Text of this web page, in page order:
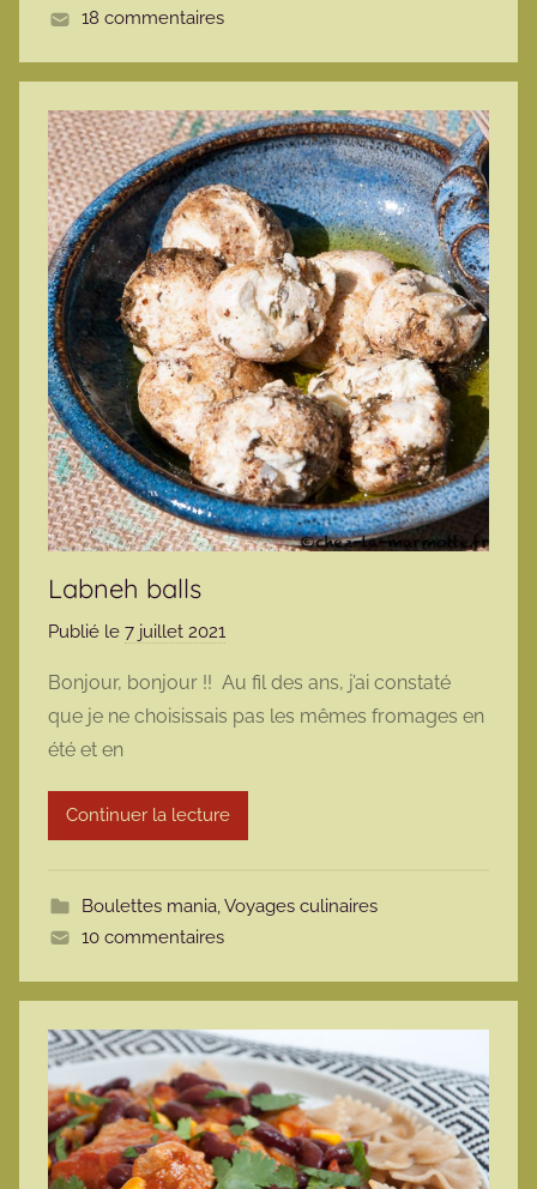
18 commentaires
Labneh balls
Publié le 7 juillet 2021
m
r
m
t
Bonjour, bonjour !! Au fil des ans, j’ai constaté
que je ne choisissais pas les mêmes fromages en
été et en
Continuer la lecture
Boulettes mania,Voyages culinaires
10 commentaires